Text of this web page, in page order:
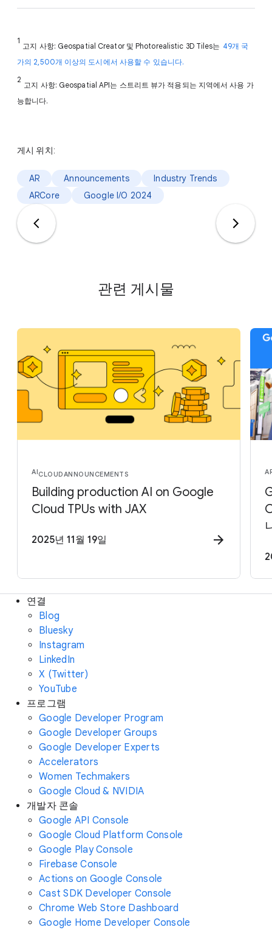
1
고지 사항: Geospatial Creator 및 Photorealistic 3D Tiles는 49개 국
가의 2,500개 이상의 도시에서 사용할 수 있습니다.
2
고지 사항: Geospatial API는 스트리트 뷰가 적용되는 지역에서 사용 가
능합니다.
게시 위치:
AR Announcements
Industry Trends
ARCore
Google I/O 2024
관련 게시물
AICLOUDANNOUNCEMENTS
Building production AI on Google
Cloud TPUs with JAX
2025년 11월 19일
연결
Blog
Bluesky
Instagram
LinkedIn
X (Twitter)
YouTube
프로그램
Google Developer Program
Google Developer Groups
Google Developer Experts
Accelerators
Women Techmakers
Google Cloud & NVIDIA
개발자 콘솔
Google API Console
Google Cloud Platform Console
Google Play Console
Firebase Console
Actions on Google Console
Cast SDK Developer Console
Chrome Web Store Dashboard
Google Home Developer Console